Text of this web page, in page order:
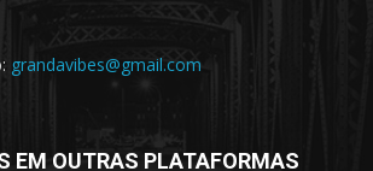
grandavibes@gmail.com
EM OUTRAS PLATAFORMAS